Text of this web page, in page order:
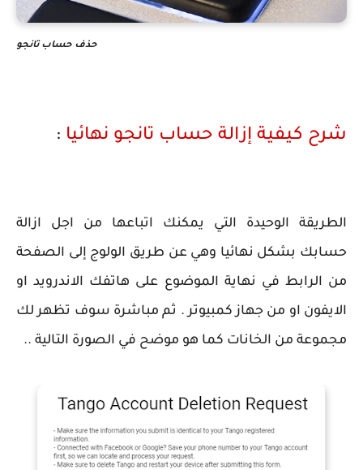
حذف حساب تانجو
شرح كيفية إزالة حساب تانجو نهائيا :
الطريقة الوحيدة التي يمكنك اتباعها من اجل ازالة
حسابك بشكل نهائيا وهي عن طريق الولوج إلى الصفحة
من الرابط في نهاية الموضوع على هاتفك الاندرويد او
الايفون او من جهاز كمبيوتر . ثم مباشرة سوف تظهر لك
مجموعة من الخانات كما هو موضح في الصورة التالية ..